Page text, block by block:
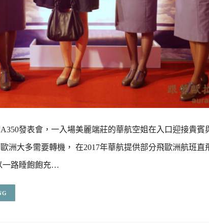
發表會，一入場美麗端莊的華航空姐在入口迎接貴賓
洲大多需要轉機， 在2017年華航提供部分飛歐洲航班
一路睡飽飽充…